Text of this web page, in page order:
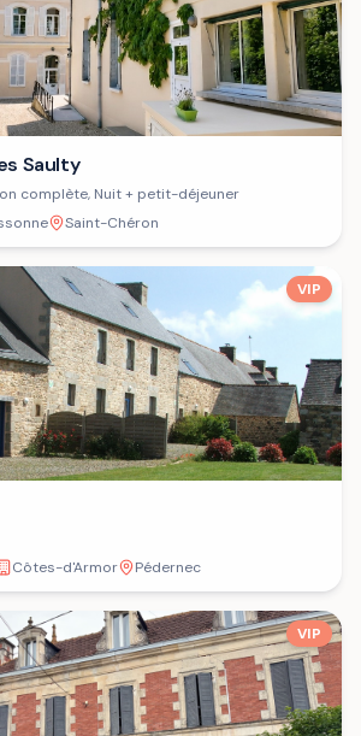
Saulty
complète, Nuit + petit-déjeuner
Saint-Chéron
VIP
Côtes-d'Armor Pédernec
VIP